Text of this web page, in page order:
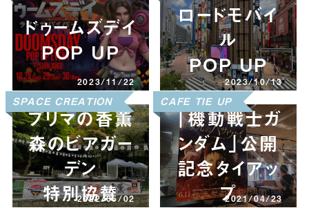
2023/11/22
ドゥームズデイ
POP UP
2023/10/13
ロードモバイ
ル
POP UP
SPACE CREATION
2022/05/02
プリマの香薫
森のビアガー
デン
特別協賛
CAFE TIE UP
2021/04/23
「機動戦士ガ
ンダム」公開
記念タイアッ
プ